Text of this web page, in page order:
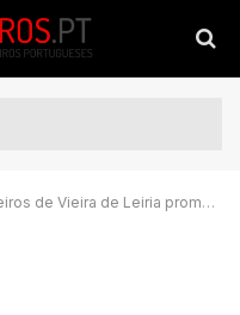
de Vieira de Leiria promovem simulacro